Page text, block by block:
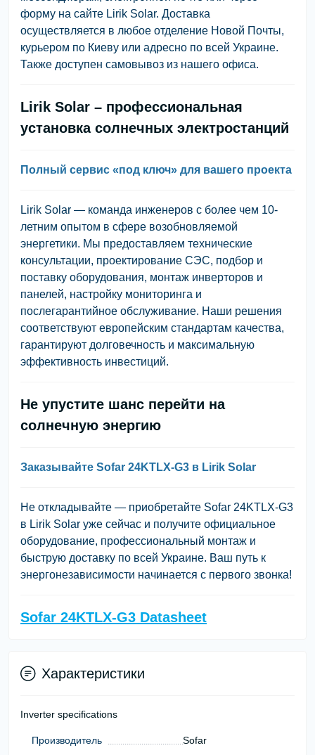
форму на сайте Lirik Solar. Доставка
осуществляется в любое отделение Новой Почты,
курьером по Киеву или адресно по всей Украине.
Также доступен самовывоз из нашего офиса.
Lirik Solar – профессиональная
установка солнечных электростанций
Полный сервис «под ключ» для вашего проекта
Lirik Solar — команда инженеров с более чем 10-
летним опытом в сфере возобновляемой
энергетики. Мы предоставляем технические
консультации, проектирование СЭС, подбор и
поставку оборудования, монтаж инверторов и
панелей, настройку мониторинга и
послегарантийное обслуживание. Наши решения
соответствуют европейским стандартам качества,
гарантируют долговечность и максимальную
эффективность инвестиций.
Не упустите шанс перейти на
солнечную энергию
Заказывайте Sofar 24KTLX-G3 в Lirik Solar
Не откладывайте — приобретайте Sofar 24KTLX-G3
в Lirik Solar уже сейчас и получите официальное
оборудование, профессиональный монтаж и
быструю доставку по всей Украине. Ваш путь к
энергонезависимости начинается с первого звонка!
Sofar 24KTLX-G3 Datasheet
Характеристики
Inverter specifications
Производитель Sofar